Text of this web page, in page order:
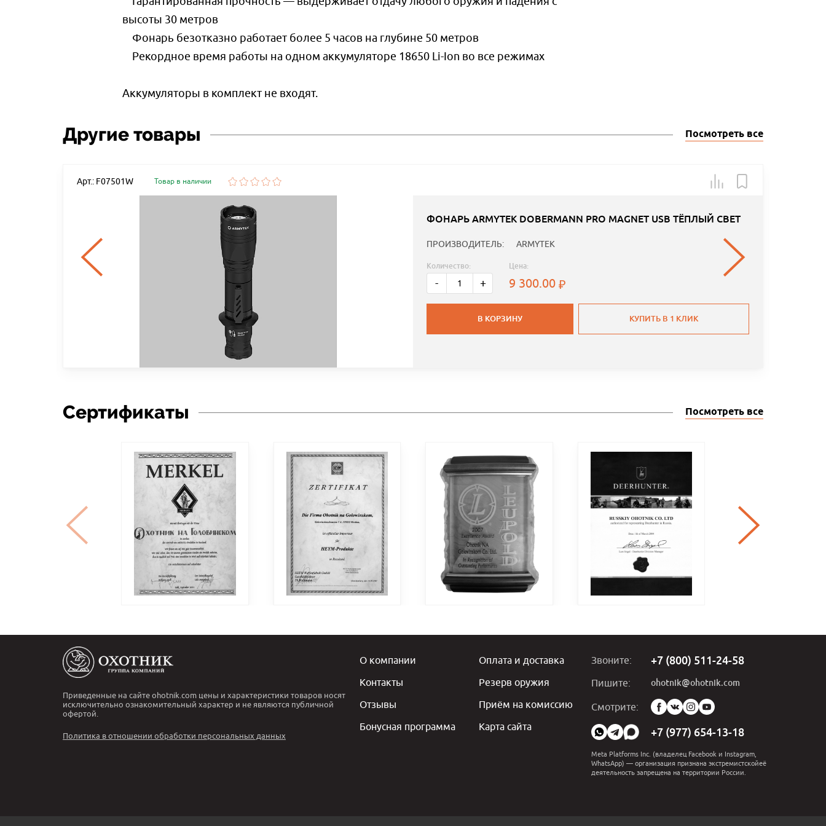
высоты 30 метров
Фонарь безотказно работает более 5 часов на глубине 50 метров
Рекордное время работы на одном аккумуляторе 18650 Li-Ion во все режимах
Аккумуляторы в комплект не входят.
Другие товары Посмотреть все
Арт.: F07501W Товар в наличии
ФОНАРЬ ARMYTEK DOBERMANN PRO MAGNET USB ТЁПЛЫЙ СВЕТ
ПРОИЗВОДИТЕЛЬ: ARMYTEK
Количество:
- +
Цена:
9 300.00
В КОРЗИНУ КУПИТЬ В 1 КЛИК
Сертификаты Посмотреть все
Приведенные на сайте ohotnik.com цены и характеристики товаров носят
исключительно ознакомительный характер и не являются публичной
офертой.
Политика в отношении обработки персональных данных
О компании
Контакты
Отзывы
Бонусная программа
Оплата и доставка
Резерв оружия
Приём на комиссию
Карта сайта
Звоните: +7 (800) 511-24-58
Пишите: ohotnik@ohotnik.com
Смотрите:
Мы
в
социальных
сетях:
+7 (977) 654-13-18
Meta Platforms Inc. (владелец Facebook и Instagram,
WhatsApp) — организация признана экстремистскойеё
деятельность запрещена на территории России.